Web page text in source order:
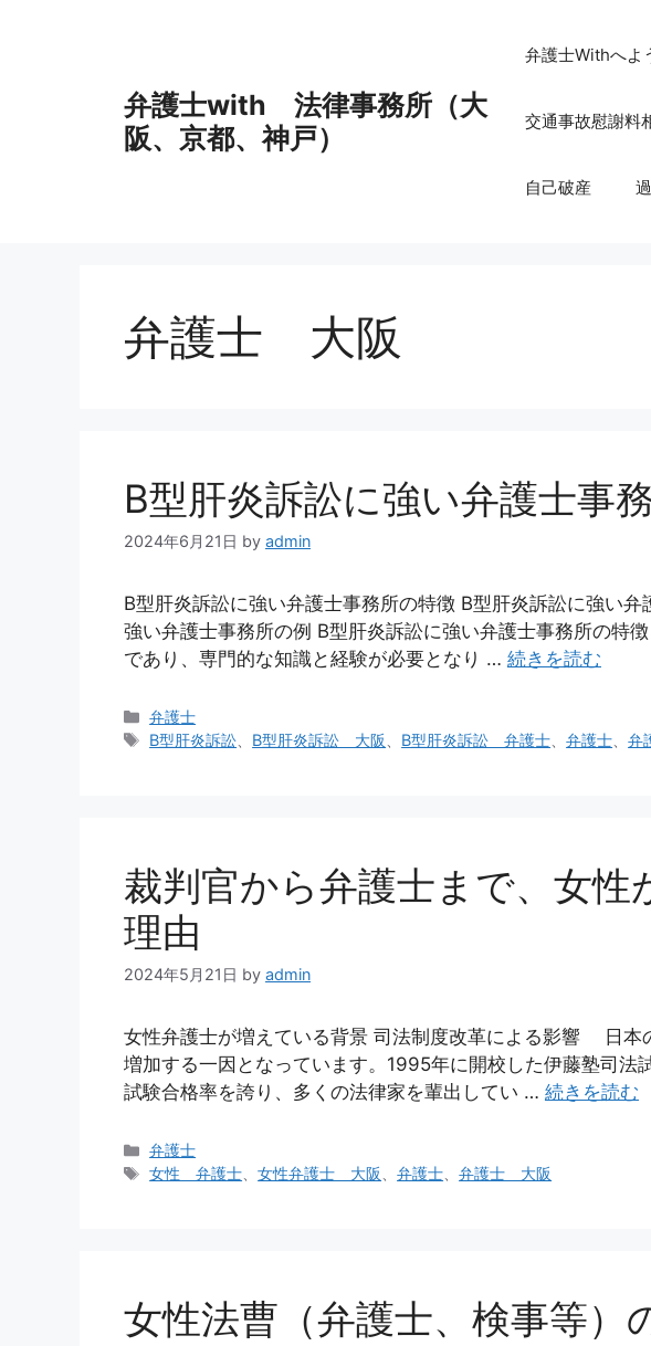
弁護士with 法律事務所（大
阪、京都、神戸）
弁護士Withへよ
交通事故慰謝料
自己破産
弁護士 大阪
B型肝炎訴訟に強い弁護士事
2024年6月21日 by admin
B型肝炎訴訟に強い弁護士事務所の特徴 B型肝炎訴訟に強い
強い弁護士事務所の例 B型肝炎訴訟に強い弁護士事務所の特
であり、専門的な知識と経験が必要となり … 続きを読む
カ
テ
弁護士
タ
B型肝炎訴訟 B型肝炎訴訟 大阪 B型肝炎訴訟 弁護士 、弁護士 、弁
裁判官から弁護士まで、女性
理由
2024年5月21日 by admin
女性弁護士が増えている背景 司法制度改革による影響 日本
増加する一因となっています。1995年に開校した伊藤塾司法
試験合格率を誇り、多くの法律家を輩出してい … 続きを読む
カ
テ
弁護士
タ
女性 弁護士 、女性弁護士 大阪 、弁護士 、弁護士 大阪
女性法曹（弁護士、検事等）